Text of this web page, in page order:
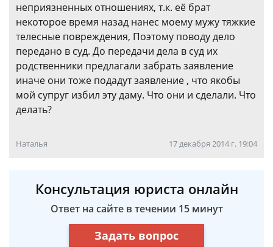
неприязненных отношениях, т.к. её брат
некоторое время назад нанес моему мужу тяжкие
телесные повреждения, Поэтому поводу дело
передано в суд. До передачи дела в суд их
родственники предлагали забрать заявление
иначе они тоже подадут заявление , что якобы
мой супруг избил эту даму. Что они и сделали. Что
делать?
Наталья 17 декабря 2014 г. 19:04
Консультация юриста онлайн
Ответ на сайте в течении 15 минут
Задать вопрос